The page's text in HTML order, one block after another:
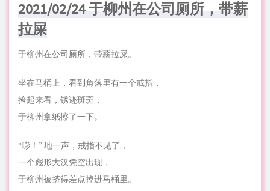
2021/02/24 于柳州在公司厕所，带薪
拉屎
于柳州在公司厕所，带薪拉屎。
坐在马桶上，看到角落里有一个戒指，
捡起来看，锈迹斑斑，
于柳州拿纸擦了一下。
“嘭！” 地一声，戒指不见了，
一个彪形大汉凭空出现，
于柳州被挤得差点掉进马桶里。